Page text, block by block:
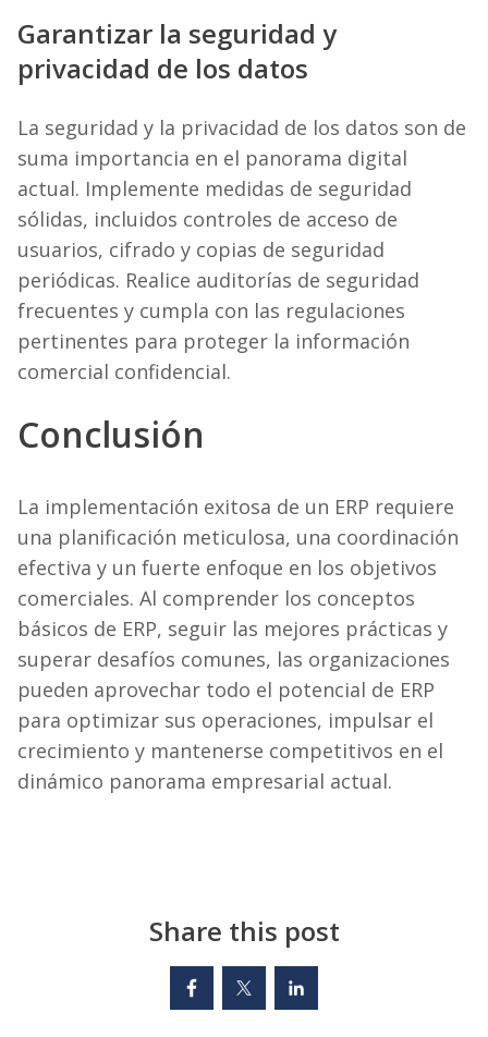
Garantizar la seguridad y
privacidad de los datos
La seguridad y la privacidad de los datos son de
suma importancia en el panorama digital
actual. Implemente medidas de seguridad
sólidas, incluidos controles de acceso de
usuarios, cifrado y copias de seguridad
periódicas. Realice auditorías de seguridad
frecuentes y cumpla con las regulaciones
pertinentes para proteger la información
comercial confidencial.
Conclusión
La implementación exitosa de un ERP requiere
una planificación meticulosa, una coordinación
efectiva y un fuerte enfoque en los objetivos
comerciales. Al comprender los conceptos
básicos de ERP, seguir las mejores prácticas y
superar desafíos comunes, las organizaciones
pueden aprovechar todo el potencial de ERP
para optimizar sus operaciones, impulsar el
crecimiento y mantenerse competitivos en el
dinámico panorama empresarial actual.
Share this post